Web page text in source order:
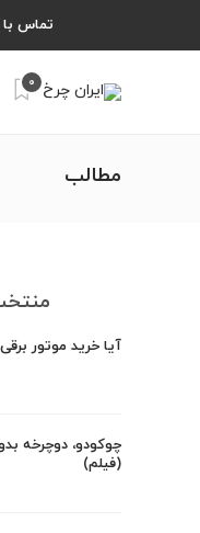
تماس با
0
مطالب
آیا خرید موتور
چوکودو، دوچرخه
(فیلم)